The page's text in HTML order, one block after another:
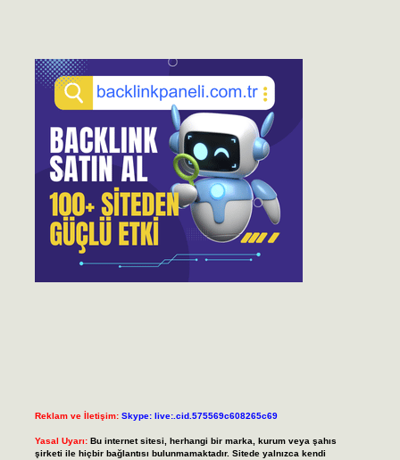
Reklam ve İletişim: Skype: live:.cid.575569c608265c69
Yasal Uyarı: Bu internet sitesi, herhangi bir marka, kurum veya şahıs
şirketi ile hiçbir bağlantısı bulunmamaktadır. Sitede yalnızca kendi